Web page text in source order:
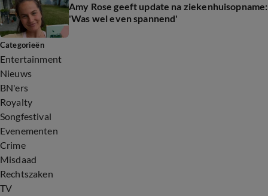
Amy Rose geeft update na ziekenhuisopname:
'Was wel even spannend'
Categorieën
Entertainment
Nieuws
BN'ers
Royalty
Songfestival
Evenementen
Crime
Misdaad
Rechtszaken
TV